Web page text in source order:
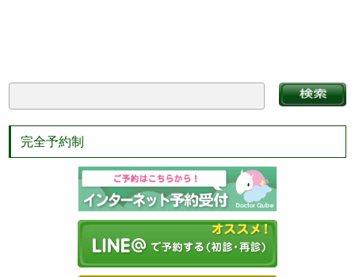
完全予約制